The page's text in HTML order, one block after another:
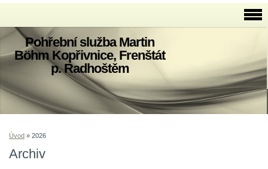
Pohřební služba Martin
Böhm Kopřivnice, Frenštát
p. Radhoštěm
Úvod » 2026
Archiv